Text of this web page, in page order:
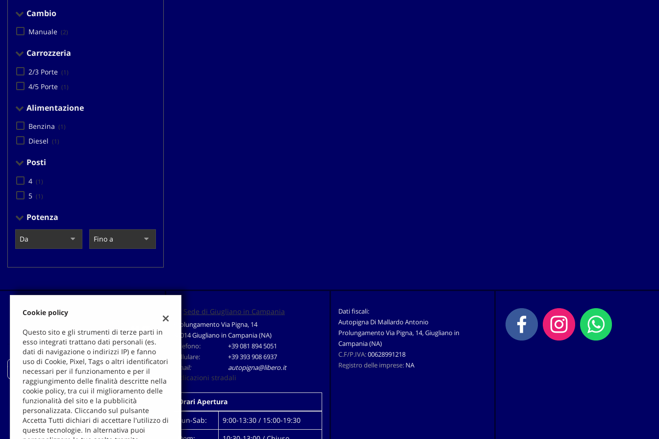
Cambio
Manuale (2)
Carrozzeria
2/3 Porte (1)
4/5 Porte (1)
Alimentazione
Benzina (1)
Diesel (1)
Posti
4 (1)
5 (1)
Potenza
Auto-Pigna
Sede di Giugliano in Campania
Prolungamento Via Pigna, 14
80014 Giugliano in Campania (NA)
Telefono:
+39 081 894 5051
Cellulare:
+39 393 908 6937
Email:
autopigna@libero.it
Indicazioni stradali
Orari Apertura
Lun-Sab:
9:00-13:30 / 15:00-19:30
Dati fiscali:
Autopigna Di Mallardo Antonio
Prolungamento Via Pigna, 14, Giugliano in
Campania (NA)
C.F/P.IVA:00628991218
Registro delle imprese: NA
Cookie policy
Questo sito e gli strumenti di terze parti in
esso integrati trattano dati personali (es.
dati di navigazione o indirizzi IP) e fanno
uso di Cookie, Pixel, Tags o altri identificatori
necessari per il funzionamento e per il
raggiungimento delle finalità descritte nella
cookie policy, tra cui il miglioramento delle
funzionalità del sito e la pubblicità
personalizzata. Cliccando sul pulsante
Accetta Tutti dichiari di accettare l'utilizzo di
queste tecnologie. In alternativa puoi
Cookie necessari
Cookie per il miglioramento dell'esperienza utente
Cookie analitici